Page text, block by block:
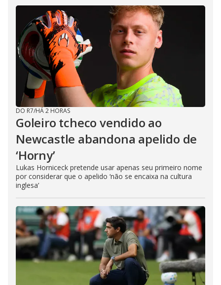
DO R7/HÁ 2 HORAS
Goleiro tcheco vendido ao
Newcastle abandona apelido de
‘Horny’
Lukas Horniceck pretende usar apenas seu primeiro nome
por considerar que o apelido ‘não se encaixa na cultura
inglesa’